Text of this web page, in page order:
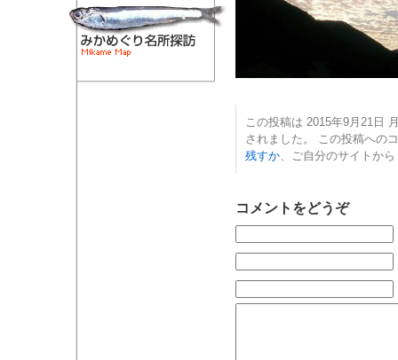
この投稿は 2015年9月21日
されました。 この投稿への
残すか、ご自分のサイトから
コメントをどうぞ